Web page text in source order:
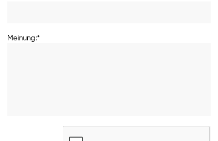
Meinung:*